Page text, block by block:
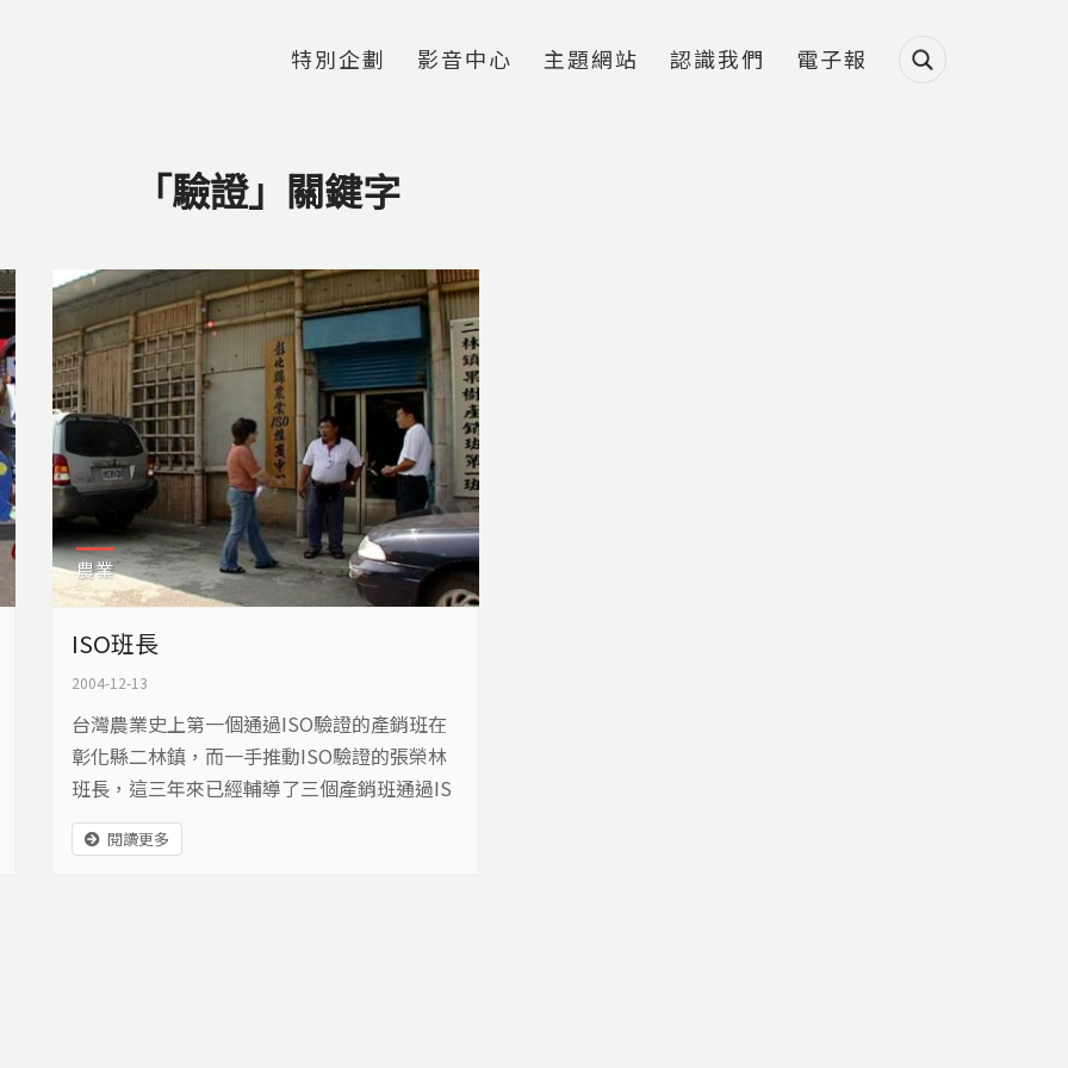
特別企劃 影音中心 主題網站 認識我們 電子報
「驗證」關鍵字
農業
ISO班長
2004-12-13
台灣農業史上第一個通過ISO驗證的產銷班在
彰化縣二林鎮，而一手推動ISO驗證的張榮林
班長，這三年來已經輔導了三個產銷班通過IS
O驗證，曾經有人說，農業做ISO不過是個噱
頭，經過時間的考驗，它終於登上廟堂。
閱讀更多